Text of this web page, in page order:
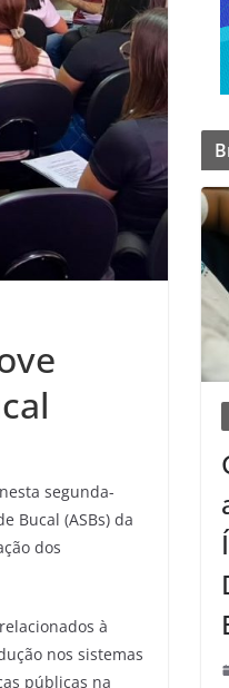
segunda-
Bucal (ASBs) da
dos
à
nos sistemas
públicas na